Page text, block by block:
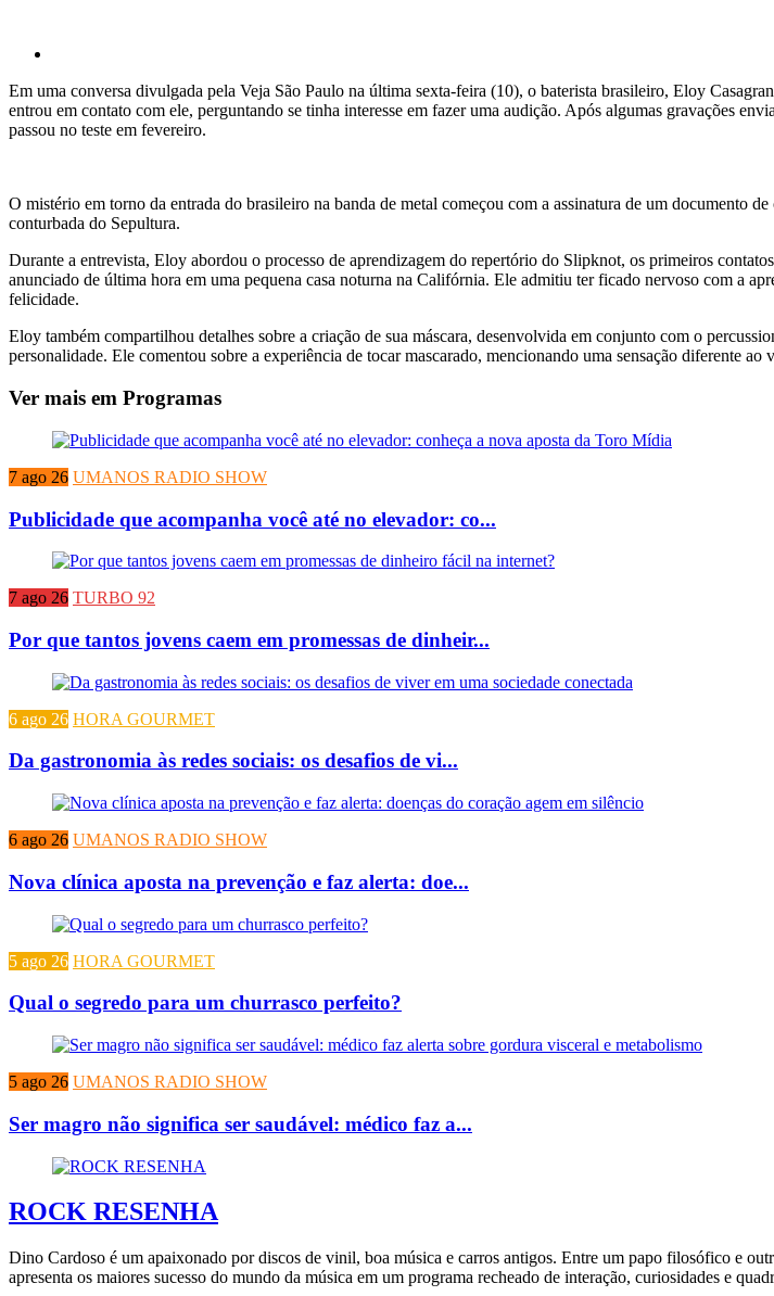
Em uma conversa divulgada pela Veja São Paulo na última sexta-feira (10), o baterista brasileiro, Eloy
entrou em contato com ele, perguntando se tinha interesse em fazer uma audição. Após algumas gravações
passou no teste em fevereiro.
O mistério em torno da entrada do brasileiro na banda de metal começou com a assinatura de um documento
conturbada do Sepultura.
Durante a entrevista, Eloy abordou o processo de aprendizagem do repertório do Slipknot, os primeiros
anunciado de última hora em uma pequena casa noturna na Califórnia. Ele admitiu ter ficado nervoso com a
felicidade.
Eloy também compartilhou detalhes sobre a criação de sua máscara, desenvolvida em conjunto com o
personalidade. Ele comentou sobre a experiência de tocar mascarado, mencionando uma sensação diferente
Ver mais em Programas
7 ago 26 UMANOS RADIO SHOW
Publicidade que acompanha você até no elevador: co...
7 ago 26 TURBO 92
Por que tantos jovens caem em promessas de dinheir...
6 ago 26 HORA GOURMET
Da gastronomia às redes sociais: os desafios de vi...
6 ago 26 UMANOS RADIO SHOW
Nova clínica aposta na prevenção e faz alerta: doe...
5 ago 26 HORA GOURMET
Qual o segredo para um churrasco perfeito?
5 ago 26 UMANOS RADIO SHOW
Ser magro não significa ser saudável: médico faz a...
ROCK RESENHA
Dino Cardoso é um apaixonado por discos de vinil, boa música e carros antigos. Entre um papo filosófico e
apresenta os maiores sucesso do mundo da música em um programa recheado de interação, curiosidades e